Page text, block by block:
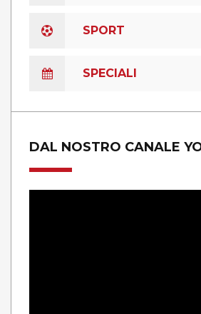
SPORT
SPECIALI
DAL NOSTRO CANALE